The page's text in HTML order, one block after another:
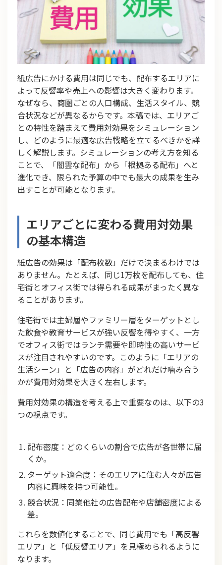
紙広告にかける費用は同じでも、配布するエリアに
よって反響率や売上への影響は大きく変わります。
なぜなら、商圏ごとの人口構成、生活スタイル、競
合状況などが異なるからです。本稿では、エリアご
との特性を踏まえて費用対効果をシミュレーション
し、どのように最適な広告戦略を立てるべきかを詳
しく解説します。シミュレーションの考え方を知る
ことで、「闇雲な配布」から「根拠ある配布」へと
進化でき、限られた予算の中でも最大の成果を生み
出すことが可能となります。
エリアごとに変わる費用対効果
の基本構造
紙広告の効果は「配布枚数」だけで決まるわけでは
ありません。たとえば、同じ1万枚を配布しても、住
宅街とオフィス街では得られる成果がまったく異な
ることがあります。
住宅街では主婦層やファミリー層をターゲットとし
た飲食や教育サービスが強い反響を得やすく、一方
でオフィス街ではランチ需要や即時性の高いサービ
スが注目されやすいのです。このように「エリアの
生活シーン」と「広告の内容」がどれだけ噛み合う
かが費用対効果を大きく左右します。
費用対効果の構造を考える上で重要なのは、以下の3
つの視点です。
配布密度：どのくらいの割合で広告が各世帯に届
くか。
ターゲット適合度：そのエリアに住む人々が広告
内容に興味を持つ可能性。
競合状況：同業他社の広告配布や店舗密度による
差。
これらを数値化することで、同じ費用でも「高反響
エリア」と「低反響エリア」を見極められるように
なります。